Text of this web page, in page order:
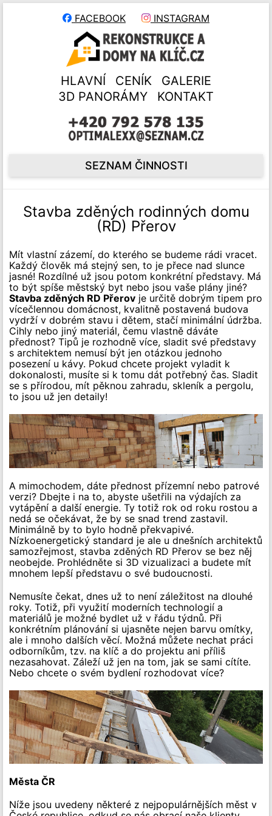
FACEBOOK INSTAGRAM
HLAVNÍ CENÍK
GALERIE
3D PANORÁMY
KONTAKT
SEZNAM ČINNOSTI
Stavba zděných rodinných domu
(RD) Přerov
Mít vlastní zázemí, do kterého se budeme rádi vracet.
Každý člověk má stejný sen, to je přece nad slunce
jasné! Rozdílné už jsou potom konkrétní představy. Má
to být spíše městský byt nebo jsou vaše plány jiné?
Stavba zděných RD Přerov je určitě dobrým tipem pro
vícečlennou domácnost, kvalitně postavená budova
vydrží v dobrém stavu i dětem, stačí minimální údržba.
Cihly nebo jiný materiál, čemu vlastně dáváte
přednost? Tipů je rozhodně více, sladit své představy
s architektem nemusí být jen otázkou jednoho
posezení u kávy. Pokud chcete projekt vyladit k
dokonalosti, musíte si k tomu dát potřebný čas. Sladit
se s přírodou, mít pěknou zahradu, skleník a pergolu,
to jsou už jen detaily!
A mimochodem, dáte přednost přízemní nebo patrové
verzi? Dbejte i na to, abyste ušetřili na výdajích za
vytápění a další energie. Ty totiž rok od roku rostou a
nedá se očekávat, že by se snad trend zastavil.
Minimálně by to bylo hodně překvapivé.
Nízkoenergetický standard je ale u dnešních architektů
samozřejmost, stavba zděných RD Přerov se bez něj
neobejde. Prohlédněte si 3D vizualizaci a budete mít
mnohem lepší představu o své budoucnosti.
Nemusíte čekat, dnes už to není záležitost na dlouhé
roky. Totiž, při využití moderních technologií a
materiálů je možné bydlet už v řádu týdnů. Při
konkrétním plánování si ujasněte nejen barvu omítky,
ale i mnoho dalších věcí. Možná můžete nechat práci
odborníkům, tzv. na klíč a do projektu ani příliš
nezasahovat. Záleží už jen na tom, jak se sami cítíte.
Nebo chcete o svém bydlení rozhodovat více?
Města ČR
Níže jsou uvedeny některé z nejpopulárnějších měst v